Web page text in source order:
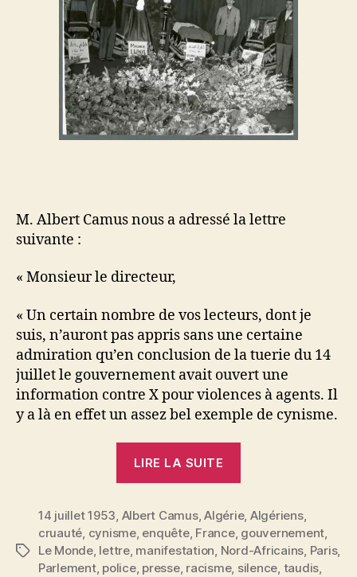
M. Albert Camus nous a adressé la lettre
suivante :
« Monsieur le directeur,
« Un certain nombre de vos lecteurs, dont je
suis, n’auront pas appris sans une certaine
admiration qu’en conclusion de la tuerie du 14
juillet le gouvernement avait ouvert une
information contre X pour violences à agents. Il
y a là en effet un assez bel exemple de cynisme.
LIRE LA SUITE
M.
Albert
Camus
Étiquettes
14 juillet 1953, Albert Camus,Algérie, Algériens,
cruauté, cynisme, enquête, France, gouvernement,
Le Monde, lettre, manifestation, Nord-Africains, Paris,
Parlement, police, presse, racisme, silence, taudis,